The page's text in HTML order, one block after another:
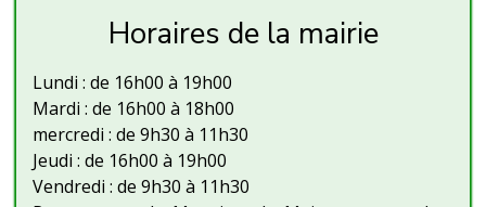
Horaires de la mairie
Lundi : de 16h00 à 19h00
Mardi : de 16h00 à 18h00
mercredi : de 9h30 à 11h30
Jeudi : de 16h00 à 19h00
Vendredi : de 9h30 à 11h30